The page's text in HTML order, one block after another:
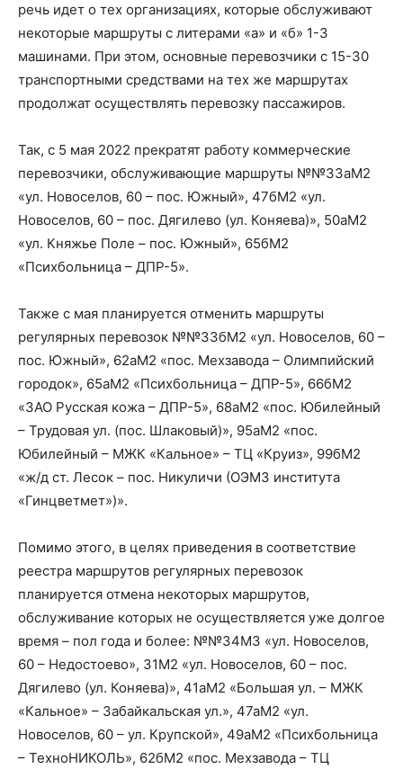
речь идет о тех организациях, которые обслуживают
некоторые маршруты с литерами «а» и «б» 1-3
машинами. При этом, основные перевозчики с 15-30
транспортными средствами на тех же маршрутах
продолжат осуществлять перевозку пассажиров.
Так, с 5 мая 2022 прекратят работу коммерческие
перевозчики, обслуживающие маршруты №№33аМ2
«ул. Новоселов, 60 – пос. Южный», 47бМ2 «ул.
Новоселов, 60 – пос. Дягилево (ул. Коняева)», 50аМ2
«ул. Княжье Поле – пос. Южный», 65бМ2
«Психбольница – ДПР-5».
Также с мая планируется отменить маршруты
регулярных перевозок №№33бМ2 «ул. Новоселов, 60 –
пос. Южный», 62аМ2 «пос. Мехзавода – Олимпийский
городок», 65аМ2 «Психбольница – ДПР-5», 66бМ2
«ЗАО Русская кожа – ДПР-5», 68аМ2 «пос. Юбилейный
– Трудовая ул. (пос. Шлаковый)», 95аМ2 «пос.
Юбилейный – МЖК «Кальное» – ТЦ «Круиз», 99бМ2
«ж/д ст. Лесок – пос. Никуличи (ОЭМЗ института
«Гинцветмет»)».
Помимо этого, в целях приведения в соответствие
реестра маршрутов регулярных перевозок
планируется отмена некоторых маршрутов,
обслуживание которых не осуществляется уже долгое
время – пол года и более: №№34М3 «ул. Новоселов,
60 – Недостоево», 31М2 «ул. Новоселов, 60 – пос.
Дягилево (ул. Коняева)», 41аМ2 «Большая ул. – МЖК
«Кальное» – Забайкальская ул.», 47аМ2 «ул.
Новоселов, 60 – ул. Крупской», 49аМ2 «Психбольница
– ТехноНИКОЛЬ», 62бМ2 «пос. Мехзавода – ТЦ